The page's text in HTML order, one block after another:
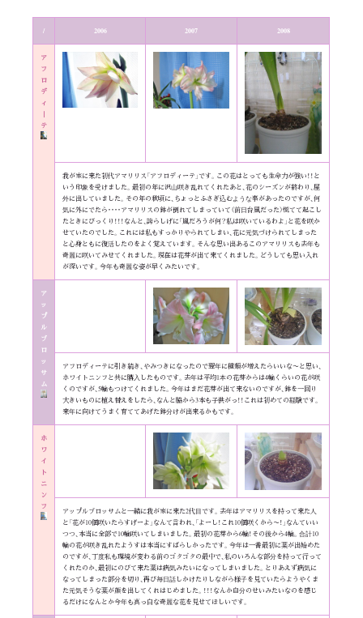
/ 2006 2007 2008
ア
フ
ロ
デ
ィ
｜
テ
我が家に来た初代アマリリス「アフロディーテ」です。この花はとっても生命力が強い！！と
いう印象を受けました。最初の年に沢山咲き乱れてくれたあと、花のシーズンが終わり、屋
外に出していました。その年の秋頃に、ちょっとふさぎ込むような事があったのですが、何
気に外にでたら・・・・アマリリスの鉢が倒れてしまっていて（前日台風だった）慌てて起こし
たときにびっくり！！！なんと、誇らしげに「嵐だろうが何？私は咲いているわよ」と花を咲か
せていたのでした。これには私もすっかりやられてしまい、花に元気づけられてしまった
と心身ともに復活したのをよく覚えています。そんな思い出あるこのアマリリスも去年も
奇麗に咲いてみせてくれました。現在は花芽が出て来てくれました。どうしても思い入れ
が深いです。今年も奇麗な姿が早くみたいです。
ア
ッ
プ
ル
ブ
ロ
ッ
サ
ム
アフロディーテに引き続き、やみつきになったので翌年に種類が増えたらいいな〜と思い、
ホワイトニンフと共に購入したものです。去年は平均1本の花芽からは4輪くらいの花が咲
くのですが、5輪もつけてくれました。今年はまだ花芽が出て来ないのですが、鉢を一回り
大きいものに植え替えをしたら、なんと脇から3本も子供がっ！！これは初めての経験です。
来年に向けてうまく育ててあげた鉢分けが出来るかもです。
ホ
ワ
イ
ト
ニ
ン
フ
アップルブロッサムと一緒に我が家に来た2代目です。去年はアマリリスを持って来た人
と「花が10個咲いたらすげーよ」なんて言われ、「よーし！これ10個咲くから〜！」なんていい
つつ、本当に全部で10輪咲いてしまいました。最初の花芽から6輪！その後から4輪。合計10
輪の花が咲き乱れたようすは本当にすばらしかったです。今年は一番最初に葉が出始めた
のですが、丁度私も環境が変わる前のゴタゴタの最中で、私のいろんな部分を持って行って
くれたのか、最初にのびて来た葉は病気みたいになってしまいました。とりあえず病気に
なってしまった部分を切り、再び毎日話しかけたりしながら様子を見ていたらようやくま
た元気そうな葉が顔を出してくれはじめました。！！！なんか自分のせいみたいなのを感じ
るだけになんとか今年も真っ白な奇麗な花を見せてほしいです。